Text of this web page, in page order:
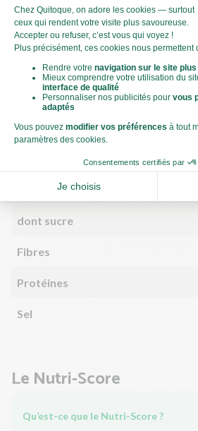
Par personne
Énergie (kJ)
Énergie (kCal)
Matières grasses
dont acides gras saturés
Glucides
dont sucre
Fibres
Protéines
Sel
Le Nutri-Score
Qu’est-ce que le Nutri-Score ?